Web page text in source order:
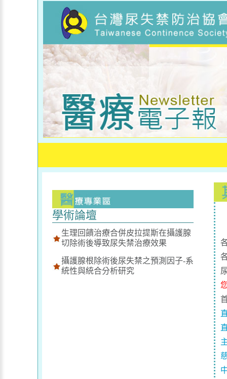
學術論壇
生理回饋治療合併皮拉提斯在攝護腺
切除術後導致尿失禁治療效果
攝護腺根除術後尿失禁之預測因子-系
統性與統合分析研究